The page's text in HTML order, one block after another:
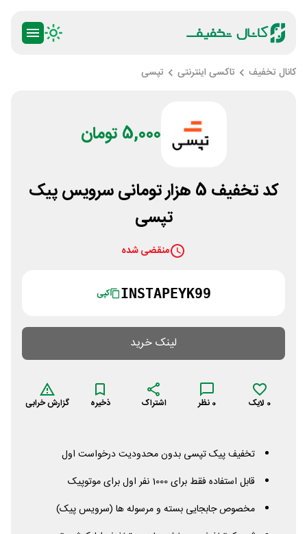
کانال تخفیف تاکسی اینترنتی تپسی
5,000 تومان
کد تخفیف 5 هزار تومانی سرویس پیک
تپسی
منقضی شده
INSTAPEYK99 کپی
لینک خرید
0 لایک 0 نظر اشتراک ذخیره گزارش خرابی
تخفیف پیک تپسی بدون محدودیت درخواست اول
قابل استفاده فقط برای 1000 نفر اول برای موتوپیک
مخصوص جابجایی بسته و مرسوله ها (سرویس پیک)